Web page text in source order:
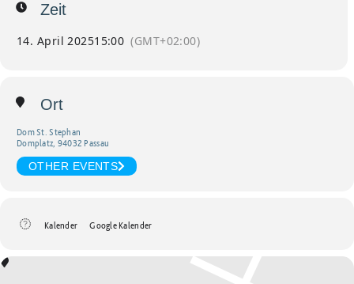
Zeit
14. April 202515:00 (GMT+02:00)
Ort
Dom St. Stephan
Domplatz, 94032 Passau
OTHER EVENTS
Kalender Google Kalender